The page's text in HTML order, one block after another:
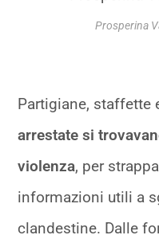
Prosperina
Partigiane, staffette
arrestate si
violenza, per
informazioni utili a
clandestine. Dalle